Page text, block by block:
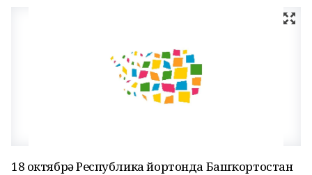
18 октябрҙә Республика йортонда Башҡортостан